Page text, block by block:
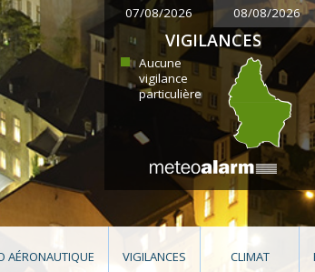
07/08/2026 08/08/2026
VIGILANCES
Aucune
vigilance
particulière
AÉRONAUTIQUE VIGILANCES CLIMAT